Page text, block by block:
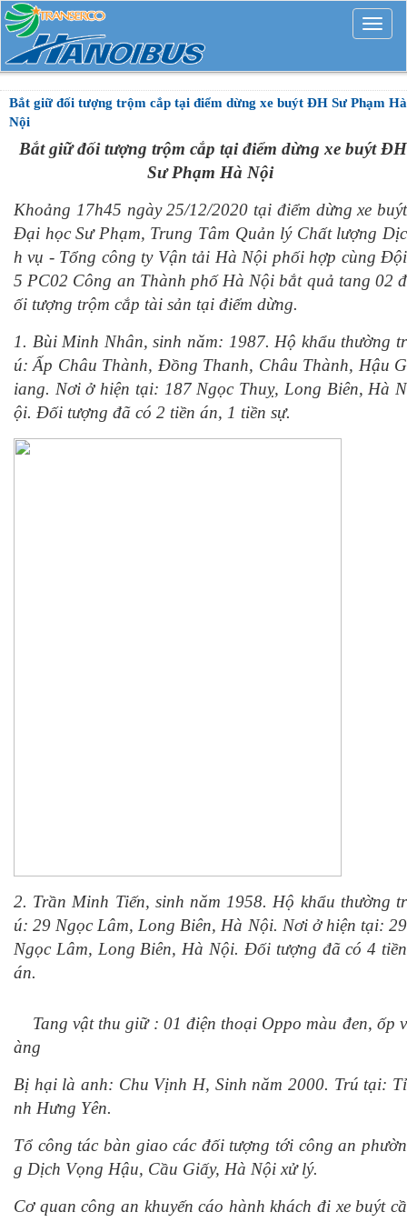
Mở
rộng
Bắt giữ đối tượng trộm cắp tại điểm dừng xe buýt ĐH Sư Phạm Hà
Nội
Bắtgiữ đối tượng trộm cắp tại điểm dừng xe buýt ĐH
Sư Phạm Hà Nội
Khoảng 17h45 ngày 25/12/2020 tại điểm dừng xe buýt
Đại học Sư Phạm, Trung Tâm Quản lý Chất lượng Dịc
h vụ - Tổng công ty Vận tải Hà Nội phối hợp cùng Đội
5 PC02 Công an Thành phố Hà Nội bắt quả tang 02 đ
ối tượng trộm cắp tài sản tại điểm dừng.
1. Bùi Minh Nhân, sinh năm: 1987. Hộ khẩu thường tr
ú: Ấp Châu Thành, Đồng Thanh, Châu Thành, Hậu G
iang. Nơi ở hiện tại: 187 Ngọc Thuỵ, Long Biên, Hà N
ội. Đối tượng đã có 2 tiền án, 1 tiền sự.
2. Trần Minh Tiến, sinh năm 1958. Hộ khẩu thường tr
ú: 29 Ngọc Lâm, Long Biên, Hà Nội. Nơi ở hiện tại: 29
Ngọc Lâm, Long Biên, Hà Nội. Đối tượng đã có 4 tiền
án.
Tang vật thu giữ : 01 điện thoại Oppo màu đen, ốp v
àng
Bị hại là anh: Chu Vịnh H, Sinh năm 2000. Trú tại: Tỉ
nh Hưng Yên.
Tổ công tác bàn giao các đối tượng tới công an phườn
g Dịch Vọng Hậu, Cầu Giấy, Hà Nội xử lý.
Cơ quan công an khuyến cáo hành khách đi xe buýt cầ